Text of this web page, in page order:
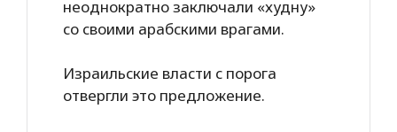
неоднократно заключали «худну»
со своими арабскими врагами.
Израильские власти с порога
отвергли это предложение.